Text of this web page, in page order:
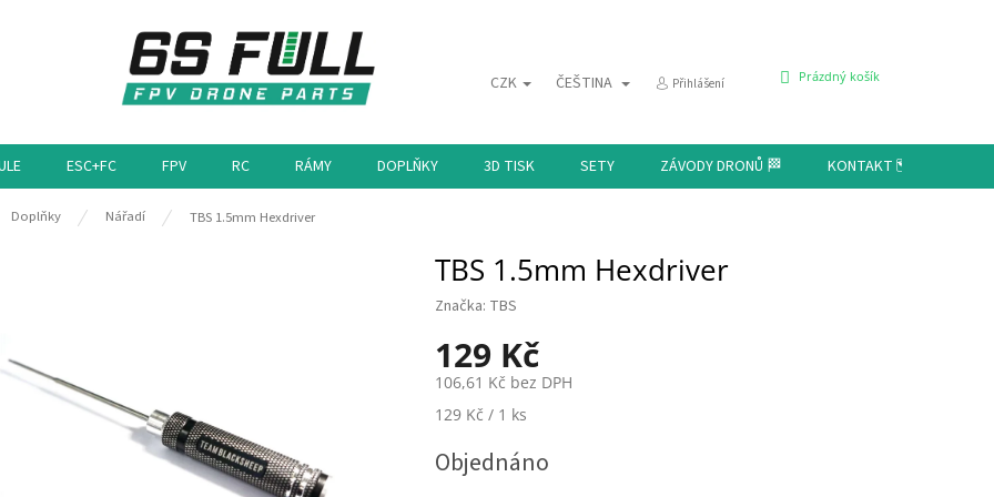
CZK
ČEŠTINA Přihlášení
NÁKUPNÍ
Prázdný košík
ESC+FC FPV RC RÁMY DOPLŇKY 3D TISK SETY ZÁVODY DRONŮ 🏁 KONTAKT 🗺️
Doplňky Nářadí TBS 1.5mm Hexdriver
TBS 1.5mm Hexdriver
Značka: TBS
129 Kč
106,61 Kč bez DPH
Měrná
129 Kč / 1 ks
Objednáno